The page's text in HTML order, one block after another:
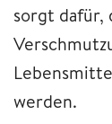
sorgt dafür,
werden.